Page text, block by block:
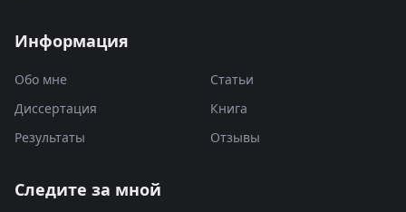
Информация
Обо мне
Статьи
Диссертация
Книга
Результаты
Отзывы
Следите за мной